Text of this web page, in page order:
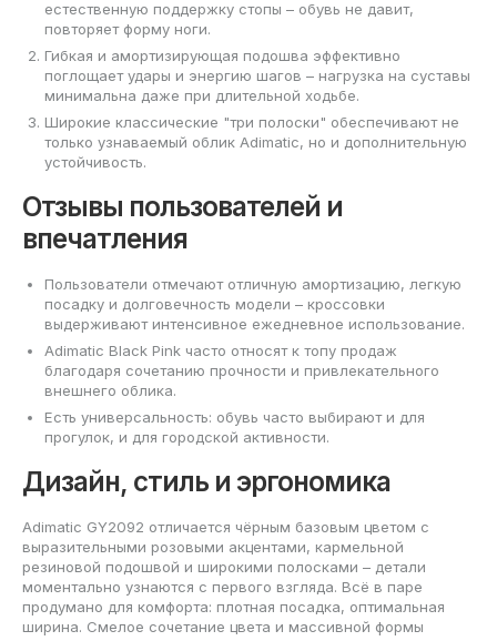
естественную поддержку стопы – обувь не давит,
повторяет форму ноги.
Гибкая и амортизирующая подошва эффективно
поглощает удары и энергию шагов – нагрузка на суставы
минимальна даже при длительной ходьбе.
Широкие классические "три полоски" обеспечивают не
только узнаваемый облик Adimatic, но и дополнительную
устойчивость.
Отзывы пользователей и
впечатления
Пользователи отмечают отличную амортизацию, легкую
посадку и долговечность модели – кроссовки
выдерживают интенсивное ежедневное использование.
Adimatic Black Pink часто относят к топу продаж
благодаря сочетанию прочности и привлекательного
внешнего облика.
Есть универсальность: обувь часто выбирают и для
прогулок, и для городской активности.
Дизайн, стиль и эргономика
Adimatic GY2092 отличается чёрным базовым цветом с
выразительными розовыми акцентами, кармельной
резиновой подошвой и широкими полосками – детали
моментально узнаются с первого взгляда. Всё в паре
продумано для комфорта: плотная посадка, оптимальная
ширина. Смелое сочетание цвета и массивной формы